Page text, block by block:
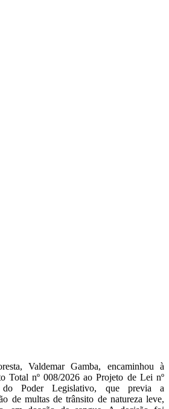
Valdemar Gamba, encaminhou à
Total nº 008/2026 ao Projeto de Lei nº
Poder Legislativo, que previa a
de multas de trânsito de natureza leve,